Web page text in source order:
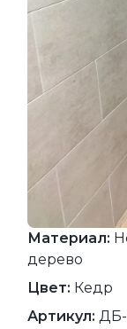
Материал:
дерево
Цвет: Кедр
Артикул: ДБ-